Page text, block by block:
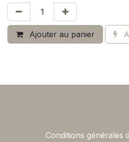
Ajouter au panier
Conditions générales